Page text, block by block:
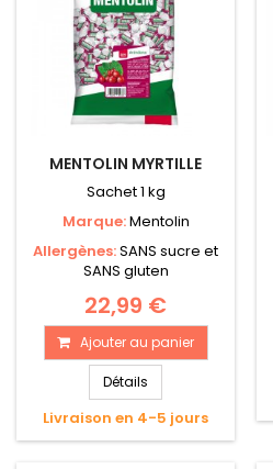
MENTOLIN MYRTILLE
Sachet 1 kg
Marque:Mentolin
Allergènes:SANS sucre et
SANS gluten
22,99 €
Ajouter au panier
Détails
Livraison en 4-5 jours